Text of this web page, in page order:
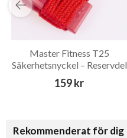
Master Fitness T25
Säkerhetsnyckel – Reservdel
159 kr
Rekommenderat för dig